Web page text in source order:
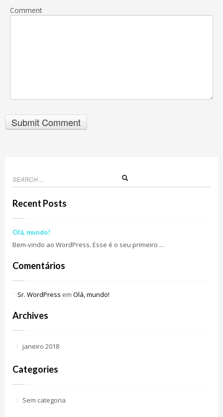
Comment
Recent Posts
Olá, mundo!
Bem-vindo ao WordPress. Esse é o seu primeiro ...
Comentários
Sr. WordPress em Olá, mundo!
Archives
janeiro 2018
Categories
Sem categoria